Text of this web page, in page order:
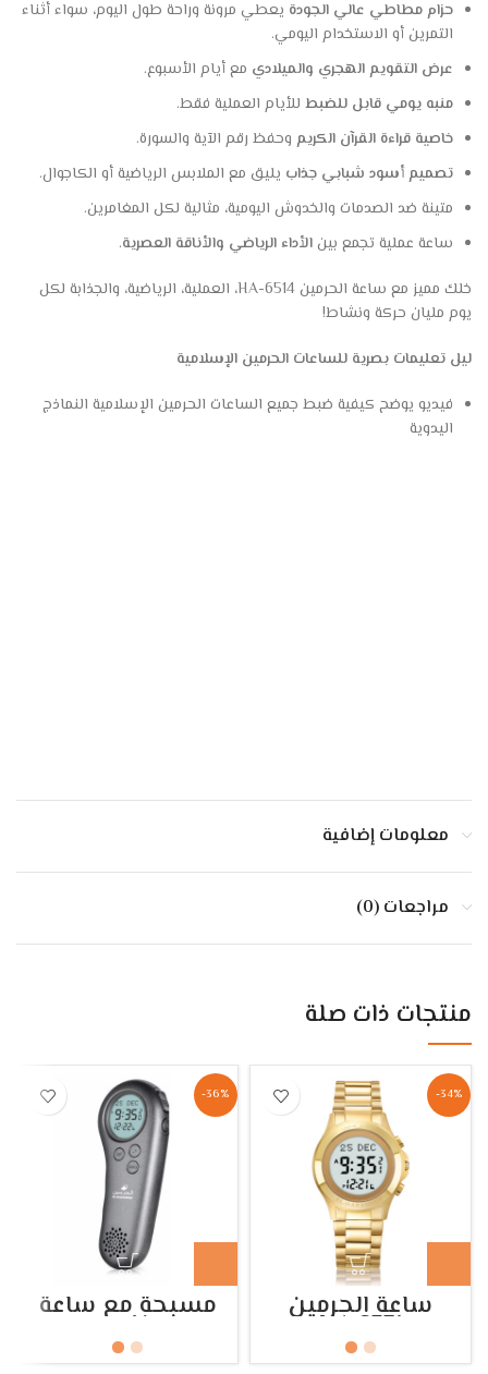
حزام مطاطي عالي الجودة يعطي مرونة وراحة طول اليوم، سواء أثناء
التمرين أو الاستخدام اليومي.
عرض التقويم الهجري والميلادي مع أيام الأسبوع.
منبه يومي قابل للضبط للأيام العملية فقط.
خاصية قراءة القرآن الكريم وحفظ رقم الآية والسورة.
تصميم أسود شبابي جذاب يليق مع الملابس الرياضية أو الكاجوال.
متينة ضد الصدمات والخدوش اليومية، مثالية لكل المغامرين.
ساعة عملية تجمع بينالأداء الرياضي والأناقة العصرية.
خلك مميز مع ساعة الحرمين HA-6514، العملية، الرياضية، والجذابة لكل
يوم مليان حركة ونشاط!
ليل تعليمات بصرية للساعات الحرمين الإسلامية
فيديو يوضح كيفية ضبط جميع الساعات الحرمين الإسلامية النماذج
اليدوية
معلومات إضافية
مراجعات (0)
منتجات ذات صلة
-34%
ساعة الحرمين
HA.6371
-36%
مسبحة مع ساعة
بخاصيه
الاذانHA.1205